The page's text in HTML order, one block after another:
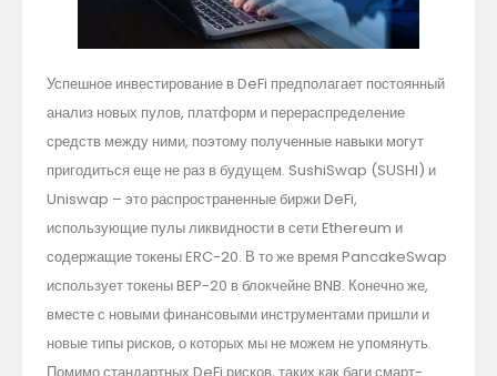
Успешное инвестирование в DeFi предполагает постоянный
анализ новых пулов, платформ и перераспределение
средств между ними, поэтому полученные навыки могут
пригодиться еще не раз в будущем. SushiSwap (SUSHI) и
Uniswap – это распространенные биржи DeFi,
использующие пулы ликвидности в сети Ethereum и
содержащие токены ERC-20. В то же время PancakeSwap
использует токены BEP-20 в блокчейне BNB. Конечно же,
вместе с новыми финансовыми инструментами пришли и
новые типы рисков, о которых мы не можем не упомянуть.
Помимо стандартных DeFi рисков, таких как баги смарт-